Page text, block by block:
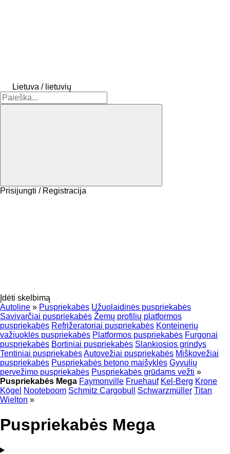
Lietuva / lietuvių
Prisijungti / Registracija
Įdėti skelbimą
Autoline » Puspriekabės Užuolaidinės puspriekabės
Savivarčiai puspriekabės Žemų profilių platformos
puspriekabės Refrižeratoriai puspriekabės Konteinerių
važiuoklės puspriekabės Platformos puspriekabės Furgonai
puspriekabės Bortiniai puspriekabės Slankiosios grindys
Tentiniai puspriekabėsAutovežiai puspriekabės Miškovežiai
puspriekabės Puspriekabės betono maišyklės Gyvulių
pervežimo puspriekabės Puspriekabės grūdams vežti »
Puspriekabės Mega Faymonville Fruehauf Kel-Berg Krone
Kögel Nooteboom Schmitz Cargobull Schwarzmüller Titan
Wielton »
Puspriekabės Mega